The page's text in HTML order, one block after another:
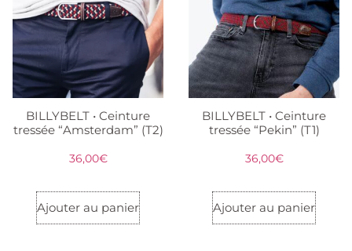
BILLYBELT • Ceinture
tressée “Amsterdam” (T2)
36,00€
Ajouter au panier
BILLYBELT • Ceinture
tressée “Pekin” (T1)
36,00€
Ajouter au panier